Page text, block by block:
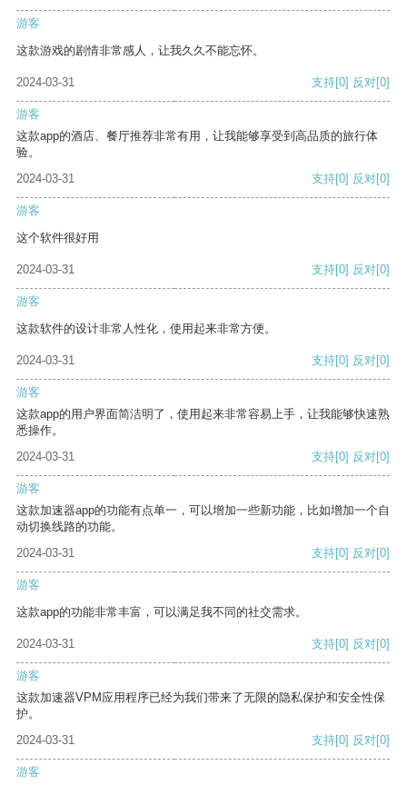
游客
这款游戏的剧情非常感人，让我久久不能忘怀。
2024-03-31 支持[0] 反对[0]
游客
这款app的酒店、餐厅推荐非常有用，让我能够享受到高品质的旅行体
验。
2024-03-31
支持[0] 反对[0]
游客
这个软件很好用
2024-03-31 支持[0] 反对[0]
游客
这款软件的设计非常人性化，使用起来非常方便。
2024-03-31 支持[0] 反对[0]
游客
这款app的用户界面简洁明了，使用起来非常容易上手，让我能够快速熟
悉操作。
2024-03-31
支持[0] 反对[0]
游客
这款加速器app的功能有点单一，可以增加一些新功能，比如增加一个自
动切换线路的功能。
2024-03-31
支持[0] 反对[0]
游客
这款app的功能非常丰富，可以满足我不同的社交需求。
2024-03-31 支持[0] 反对[0]
游客
这款加速器VPM应用程序已经为我们带来了无限的隐私保护和安全性保
护。
2024-03-31
支持[0] 反对[0]
游客